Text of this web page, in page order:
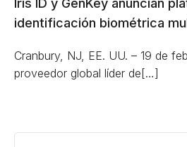
Iris ID y GenKey anuncian
identificación biométrica
Cranbury, NJ, EE. UU. – 19 de
proveedor global líder de[…]